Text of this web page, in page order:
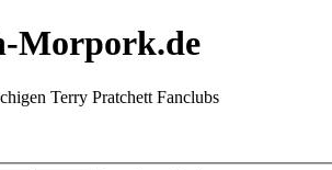
Morpork.de
Terry Pratchett Fanclubs